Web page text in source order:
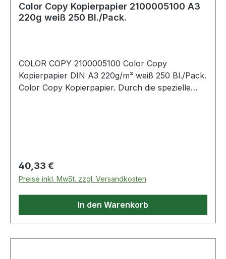
Color Copy Kopierpapier 2100005100 A3
220g weiß 250 Bl./Pack.
COLOR COPY 2100005100 Color Copy
Kopierpapier DIN A3 220g/m² weiß 250 Bl./Pack.
Color Copy Kopierpapier. Durch die spezielle
Geräteschonung. Von allen Geräteherstellern
empfohlen.
Regulärer Preis:
40,33 €
Preise inkl. MwSt. zzgl. Versandkosten
In den Warenkorb